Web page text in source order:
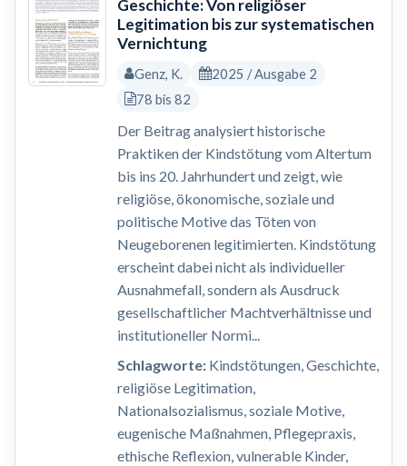
Geschichte: Von religiöser
Legitimation bis zur systematischen
Vernichtung
Genz, K.
2025 / Ausgabe 2
78 bis 82
Der Beitrag analysiert historische
Praktiken der Kindstötung vom Altertum
bis ins 20. Jahrhundert und zeigt, wie
religiöse, ökonomische, soziale und
politische Motive das Töten von
Neugeborenen legitimierten. Kindstötung
erscheint dabei nicht als individueller
Ausnahmefall, sondern als Ausdruck
gesellschaftlicher Machtverhältnisse und
institutioneller Normi...
Schlagworte:Kindstötungen, Geschichte,
religiöse Legitimation,
Nationalsozialismus, soziale Motive,
eugenische Maßnahmen, Pflegepraxis,
ethische Reflexion, vulnerable Kinder,